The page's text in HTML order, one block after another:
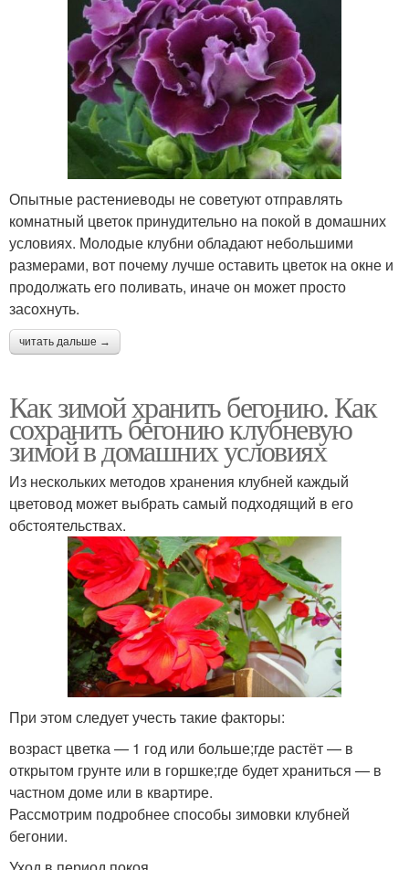
Опытные растениеводы не советуют отправлять
комнатный цветок принудительно на покой в домашних
условиях. Молодые клубни обладают небольшими
размерами, вот почему лучше оставить цветок на окне и
продолжать его поливать, иначе он может просто
засохнуть.
читать дальше →
Как зимой хранить бегонию. Как
сохранить бегонию клубневую
зимой в домашних условиях
Из нескольких методов хранения клубней каждый
цветовод может выбрать самый подходящий в его
обстоятельствах.
При этом следует учесть такие факторы:
возраст цветка — 1 год или больше;где растёт — в
открытом грунте или в горшке;где будет храниться — в
частном доме или в квартире.
Рассмотрим подробнее способы зимовки клубней
бегонии.